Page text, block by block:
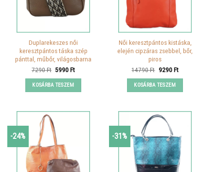
Duplarekeszes női
keresztpántos táska szép
pánttal, műbőr, világosbarna
7290Ft Original
was:
7290 Ft.
5990FtCurrent
KOSÁRBA TESZEM
Női keresztpántos kistáska,
elején cipzáras zsebbel, bőr,
piros
14790Ft Original
was:
14790 Ft.
9290FtCurrent
KOSÁRBA TESZEM
-24% -31%